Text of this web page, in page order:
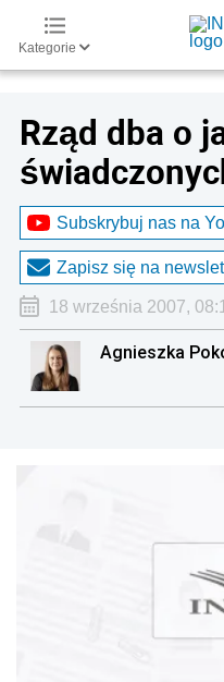
Kategorie
Rząd dba o
Subskrybuj nas na
Zapisz się na
18 września 2007,
Agnieszka